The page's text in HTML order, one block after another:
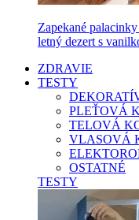
Zapekané
letný dezert s
ZDRAVIE
TESTY
PLEŤOVÁ
TELOVÁ
VLASOVÁ
OSTATNÉ
TESTY